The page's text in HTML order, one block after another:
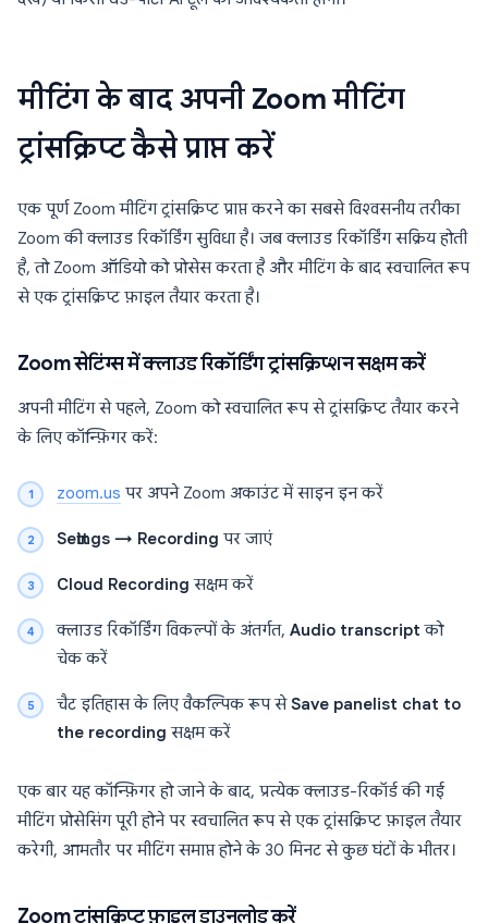
मीटिंग के बाद अपनी Zoom मीटिंग
ट्रांसक्रिप्ट कैसे प्राप्त करें
एक पूर्ण Zoom मीटिंग ट्रांसक्रिप्ट प्राप्त करने का सबसे विश्वसनीय तरीका
Zoom की क्लाउड रिकॉर्डिंग सुविधा है। जब क्लाउड रिकॉर्डिंग सक्रिय होती
है, तो Zoom ऑडियो को प्रोसेस करता है और मीटिंग के बाद स्वचालित रूप
से एक ट्रांसक्रिप्ट फ़ाइल तैयार करता है।
Zoom सेटिंग्स में क्लाउड रिकॉर्डिंग ट्रांसक्रिप्शन सक्षम करें
अपनी मीटिंग से पहले, Zoom को स्वचालित रूप से ट्रांसक्रिप्ट तैयार करने
के लिए कॉन्फ़िगर करें:
zoom.us पर अपने Zoom अकाउंट में साइन इन करें
Settings → Recording पर जाएं
Cloud Recording सक्षम करें
क्लाउड रिकॉर्डिंग विकल्पों के अंतर्गत, Audio transcript को
चेक करें
चैट इतिहास के लिए वैकल्पिक रूप सेSave panelist chat to
the recording सक्षम करें
एक बार यह कॉन्फ़िगर हो जाने के बाद, प्रत्येक क्लाउड-रिकॉर्ड की गई
मीटिंग प्रोसेसिंग पूरी होने पर स्वचालित रूप से एक ट्रांसक्रिप्ट फ़ाइल तैयार
करेगी, आमतौर पर मीटिंग समाप्त होने के 30 मिनट से कुछ घंटों के भीतर।
Zoom ट्रांसक्रिप्ट फ़ाइल डाउनलोड करें